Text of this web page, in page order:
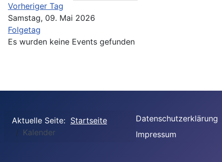
Vorheriger Tag
Samstag, 09. Mai 2026
Folgetag
Es wurden keine Events gefunden
Aktuelle Seite: Startseite
Kalender
Datenschutzerklärung
Impressum